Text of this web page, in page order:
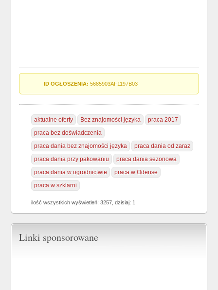
ID OGŁOSZENIA: 5685903AF1197B03
aktualne oferty Bez znajomości języka
praca 2017
praca bez doświadczenia
praca dania bez znajomości języka
praca dania od zaraz
praca dania przy pakowaniu
praca dania sezonowa
praca dania w ogrodnictwie
praca w Odense
praca w szklarni
ilość wszystkich wyświetleń: 3257, dzisiaj: 1
Linki sponsorowane